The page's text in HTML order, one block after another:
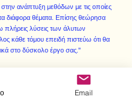
στην ανάπτυξη μεθόδων με τις οποίες
τα διάφορα θέματα. Επίσης θεώρησα
λύσεις των άλυτων
κάθε τόμου επειδή πιστεύω ότι θα
στο δύσκολο έργο σας."
Email